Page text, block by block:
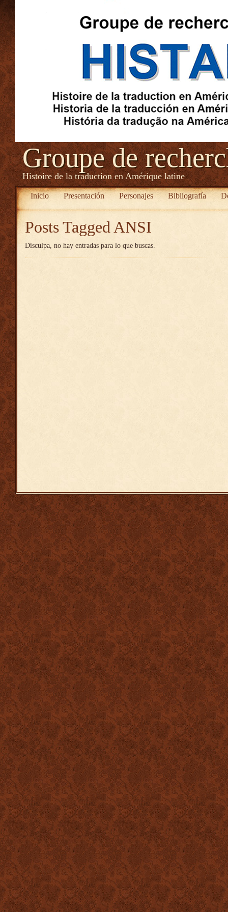
Groupe de
Histoire de la traduction en Amérique latine
Inicio Presentación Personajes Bibliografía
Posts Tagged ANSI
Disculpa, no hay entradas para lo que buscas.